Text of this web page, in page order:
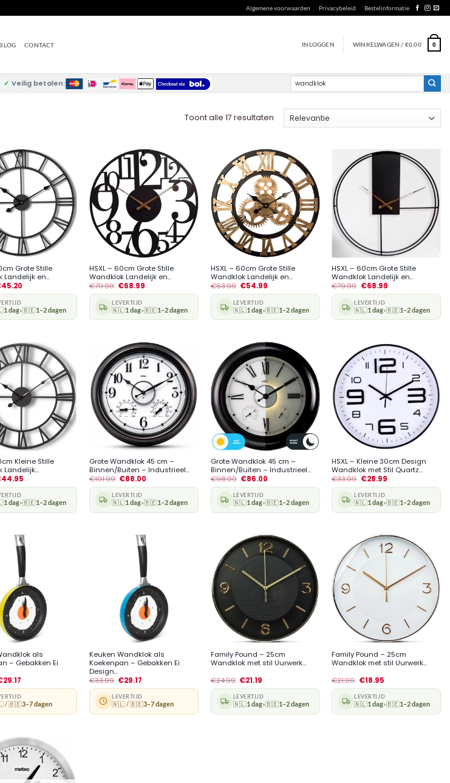
Algemene voorwaarden Privacybeleid Bestelinformatie
CONTACT INLOGGEN WINKELWAGEN / €0.00 0
✓ Veilig betalen:
Zoeken
Toont alle 17 resultaten Gesorteerd
op
Grote Stille
Landelijk en...
45.20
1 dag•🇧🇪1–2 dagen
HSXL – 60cm Grote Stille
Wandklok Landelijk en...
€79.99 €68.99
LEVERTIJD
🇳🇱1 dag•🇧🇪1–2 dagen
HSXL – 60cm Grote Stille
Wandklok Landelijk en...
€63.99 €54.99
LEVERTIJD
🇳🇱1 dag•🇧🇪1–2 dagen
HSXL – 60cm Grote Stille
Wandklok Landelijk en...
€79.99 €68.99
LEVERTIJD
🇳🇱1 dag•🇧🇪1–2 dagen
Kleine Stille
Landelijk...
44.95
1 dag•🇧🇪1–2 dagen
Grote Wandklok 45 cm –
Binnen/Buiten – Industrieel...
€101.99 €88.00
LEVERTIJD
🇳🇱1 dag•🇧🇪1–2 dagen
+
Grote Wandklok 45 cm –
Binnen/Buiten – Industrieel...
€98.99 €86.00
LEVERTIJD
🇳🇱1 dag•🇧🇪1–2 dagen
HSXL – Kleine 30cm Design
Wandklok met Stil Quartz...
€33.99 €28.99
LEVERTIJD
🇳🇱1 dag•🇧🇪1–2 dagen
als
– Gebakken Ei
29.17
/ 🇧🇪3–7 dagen
Keuken Wandklok als
Koekenpan – Gebakken Ei
Design...
€33.99 €29.17
LEVERTIJD
🇳🇱 / 🇧🇪3–7 dagen
Family Pound – 25cm
Wandklok met stil Uurwerk...
€24.99 €21.19
LEVERTIJD
🇳🇱1 dag•🇧🇪1–2 dagen
Family Pound – 25cm
Wandklok met stil Uurwerk...
€21.99 €18.95
LEVERTIJD
🇳🇱1 dag•🇧🇪1–2 dagen